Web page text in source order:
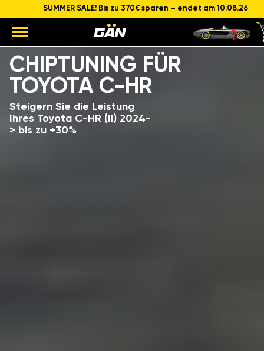
SUMMER SALE! Bis zu 370€ sparen – endet am 10.08.26
CHIPTUNING FÜR
TOYOTA C-HR
Steigern Sie die Leistung
Ihres Toyota C-HR (II) 2024-
> bis zu +30%
Modell
Hubraum und Leistung des Motors